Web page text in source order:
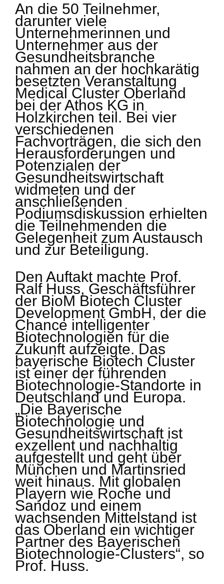
An die 50 Teilnehmer,
darunter viele
Unternehmerinnen und
Unternehmer aus der
Gesundheitsbranche
nahmen an der hochkarätig
besetzten Veranstaltung
Medical Cluster Oberland
bei der Athos KG in
Holzkirchen teil. Bei vier
verschiedenen
Fachvorträgen, die sich den
Herausforderungen und
Potenzialen der
Gesundheitswirtschaft
widmeten und der
anschließenden
Podiumsdiskussion erhielten
die Teilnehmenden die
Gelegenheit zum Austausch
und zur Beteiligung.
Den Auftakt machte Prof.
Ralf Huss, Geschäftsführer
der BioM Biotech Cluster
Development GmbH, der die
Chance intelligenter
Biotechnologien für die
Zukunft aufzeigte. Das
bayerische Biotech Cluster
ist einer der führenden
Biotechnologie-Standorte in
Deutschland und Europa.
„Die Bayerische
Biotechnologie und
Gesundheitswirtschaft ist
exzellent und nachhaltig
aufgestellt und geht über
München und Martinsried
weit hinaus. Mit globalen
Playern wie Roche und
Sandoz und einem
wachsenden Mittelstand ist
das Oberland ein wichtiger
Partner des Bayerischen
Biotechnologie-Clusters“, so
Prof. Huss.